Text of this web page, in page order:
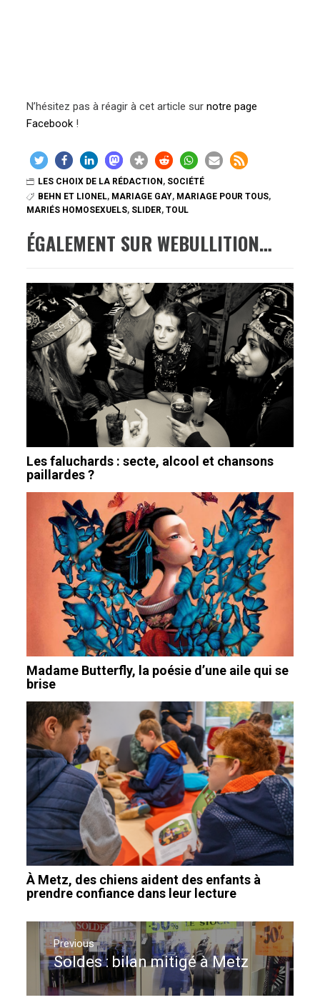
N’hésitez pas à réagir à cet article surnotre page
Facebook !
LES CHOIX DE LA RÉDACTION , SOCIÉTÉ
BEHN ET LIONEL, MARIAGE GAY, MARIAGE POUR TOUS,
MARIÉS HOMOSEXUELS, SLIDER,TOUL
ÉGALEMENT SUR WEBULLITION…
Les faluchards : secte, alcool et chansons
paillardes ?
Madame Butterfly, la poésie d’une aile qui se
brise
À Metz, des chiens aident des enfants à
prendre confiance dans leur lecture
Navigation
de
l’article
Previous
Previous
post:
Soldes : bilan mitigé à Metz